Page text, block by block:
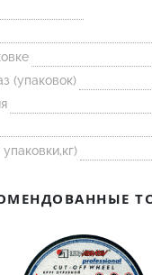
SiC смесь
(упаковок)